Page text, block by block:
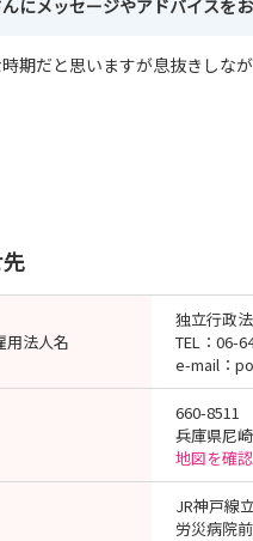
にメッセージやアドバイスをお
期だと思いますが息抜きしなが
用法人名
独立行政
TEL：06-
e-mail：
660-8511
兵庫県尼
地図を確
JR神戸線
労災病院